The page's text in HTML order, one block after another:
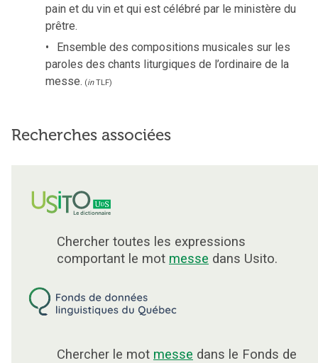
pain et du vin et qui est célébré par le ministère du
prêtre.
Ensemble des compositions musicales sur les
paroles des chants liturgiques de l’ordinaire de la
messe. (inTLF)
Recherches associées
Chercher toutes les expressions
comportant le mot messe dans Usito.
Chercher le mot messe dans le Fonds de